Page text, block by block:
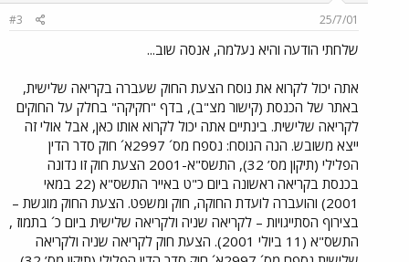
25/7/01
#3
שלחתי הודעה והיא נעלמה, אנסה שוב...
אתה יכול לקרוא את נוסח הצעת החוק שעברה בקריאה שלישית,
באתר של הכנסת (קישור מצ"ב), בדף "חקיקה" בחלק על החוקים
לקריאה שלישית. בינתיים אתה יכול לקרוא אותו כאן, אבל אולי זה
ייצא משובש. הנה הנוסח: נספח מס´ 2997א´ חוק סדר הדין
הפלילי (תיקון מס’ 32), התשס"א-2001 הצעת חוק זו נדונה
בכנסת בקריאה ראשונה ביום כ"ט באייר התשס"א (22 במאי
2001) והועברה לועדת החוקה, חוק ומשפט. הצעת החוק מוגשת –
בצירוף הסתייגויות – לקריאה שניה ולקריאה שלישית ביום כ´ בתמוז ,
התשס"א (11 ביולי 2001). הצעת חוק לקריאה שניה ולקריאה